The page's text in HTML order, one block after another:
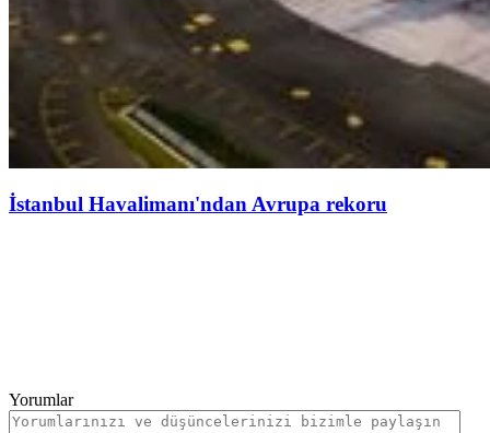
İstanbul Havalimanı'ndan Avrupa rekoru
Yorumlar